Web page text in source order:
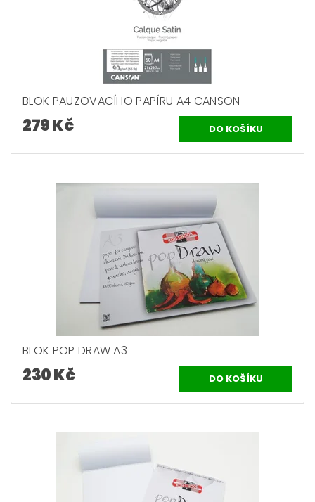
BLOK PAUZOVACÍHO PAPÍRU A4 CANSON
279 Kč
BLOK POP DRAW A3
230 Kč